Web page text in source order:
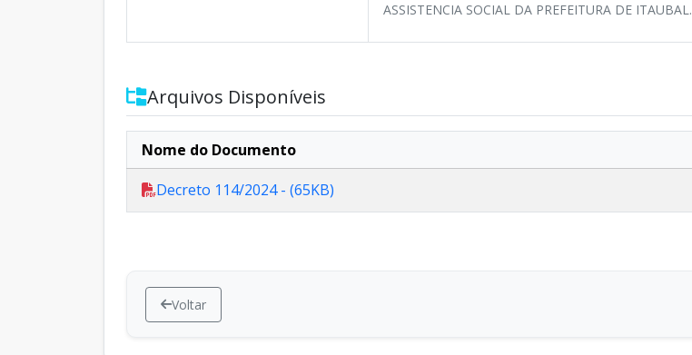
ASSISTENCIA SOCIAL DA PREFEITURA DE ITAUBAL.
Arquivos Disponíveis
Nome do Documento
Decreto 114/2024 - (65KB)
Voltar